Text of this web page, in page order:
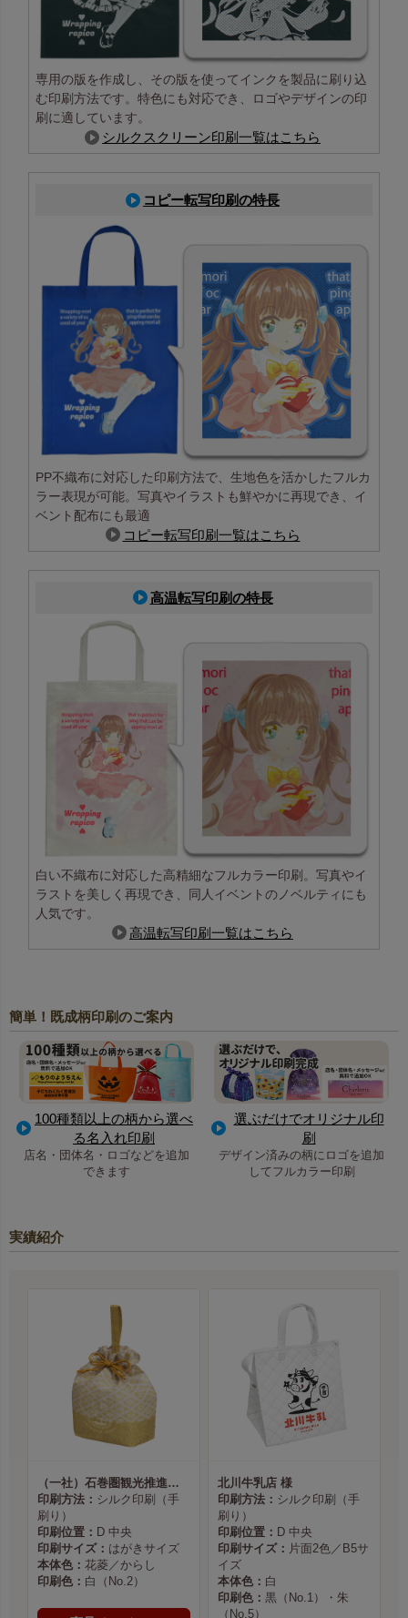
専用の版を作成し、その版を使ってインクを製品に刷り込
む印刷方法です。特色にも対応でき、ロゴやデザインの印
刷に適しています。
シルクスクリーン印刷一覧はこちら
コピー転写印刷の特長
PP不織布に対応した印刷方法で、生地色を活かしたフルカ
ラー表現が可能。写真やイラストも鮮やかに再現でき、イ
ベント配布にも最適
コピー転写印刷一覧はこちら
高温転写印刷の特長
白い不織布に対応した高精細なフルカラー印刷。写真やイ
ラストを美しく再現でき、同人イベントのノベルティにも
人気です。
高温転写印刷一覧はこちら
簡単！既成柄印刷のご案内
100種類以上の柄から選べ
る名入れ印刷
店名・団体名・ロゴなどを追加
できます
選ぶだけでオリジナル印
刷
デザイン済みの柄にロゴを追加
してフルカラー印刷
実績紹介
（一社）石巻圏観光推進機構様
印刷方法： シルク印刷（手
刷り）
印刷位置： D 中央
印刷サイズ： はがきサイズ
本体色： 花菱／からし
印刷色： 白（No.2）
北川牛乳店 様
印刷方法： シルク印刷（手
刷り）
印刷位置： D 中央
印刷サイズ： 片面2色／B5サ
イズ
本体色： 白
印刷色： 黒（No.1）・朱
（No.5）